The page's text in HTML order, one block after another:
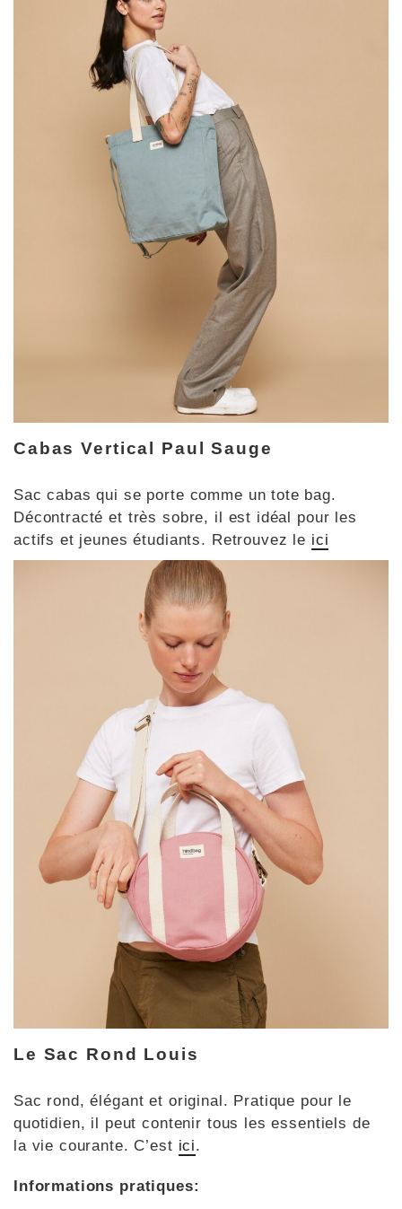
Cabas Vertical Paul Sauge
Sac cabas qui se porte comme un tote bag.
Décontracté et très sobre, il est idéal pour les
actifs et jeunes étudiants. Retrouvez le ici
Le Sac Rond Louis
Sac rond, élégant et original. Pratique pour le
quotidien, il peut contenir tous les essentiels de
la vie courante. C’est ici.
Informations pratiques: